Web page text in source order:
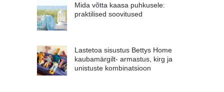
Mida võtta kaasa puhkusele:
praktilised soovitused
Lastetoa sisustus Bettys Home
kaubamärgilt- armastus, kirg ja
unistuste kombinatsioon